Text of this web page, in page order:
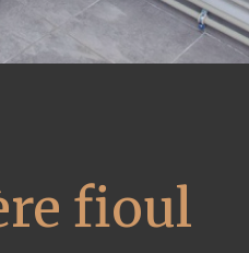
fioul